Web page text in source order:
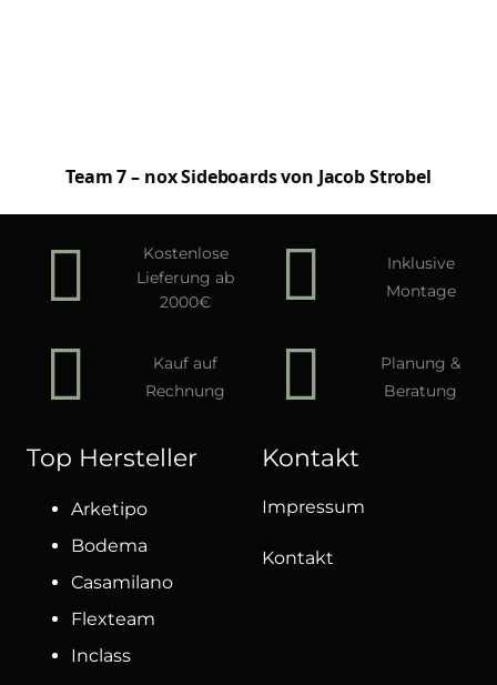
Team 7 – nox Sideboards von Jacob Strobel
Kostenlose
Lieferung ab
2000€
Inklusive
Montage
Kauf auf
Rechnung
Planung &
Beratung
Top Hersteller
Arketipo
Bodema
Casamilano
Flexteam
Inclass
Kontakt
Impressum
Kontakt